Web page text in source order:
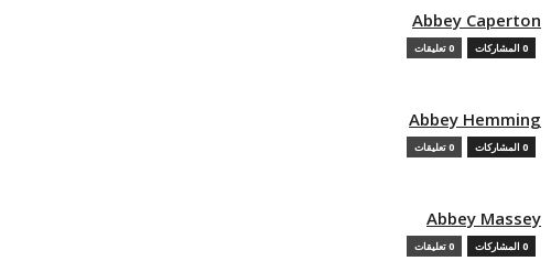
Abbey Caperton
0 المشاركات 0 تعليقات
Abbey Hemming
0 المشاركات 0 تعليقات
Abbey Massey
0 المشاركات 0 تعليقات